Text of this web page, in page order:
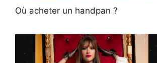
Où acheter un handpan ?